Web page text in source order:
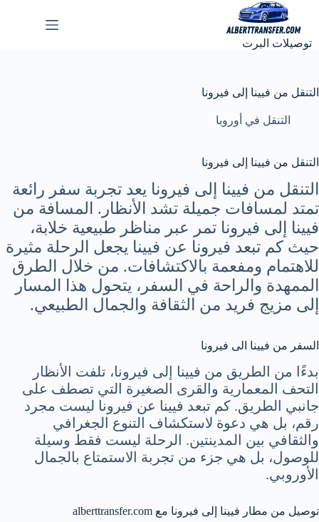
المحتوى
توصيلات البرت
التنقل من فيينا إلى فيرونا
التنقل في أوروبا
التنقل من فيينا إلى فيرونا
التنقل من فيينا إلى فيرونا يعد تجربة سفر رائعة
تمتد لمسافات جميلة تشد الأنظار. المسافة من
فيينا إلى فيرونا تمر عبر مناظر طبيعية خلابة،
حيث كم تبعد فيرونا عن فيينا يجعل الرحلة مثيرة
للاهتمام ومفعمة بالاكتشافات. من خلال الطرق
الممهدة والراحة في السفر، يتحول هذا المسار
إلى مزيج فريد من الثقافة والجمال الطبيعي.
السفر من فيينا الى فيرونا
بدءًا من الطريق من فيينا إلى فيرونا، تلفت الأنظار
التحف المعمارية والقرى الصغيرة التي تصطف على
جانبي الطريق. كم تبعد فيينا عن فيرونا ليست مجرد
رقم، بل هي دعوة لاستكشاف التنوع الجغرافي
والثقافي بين المدينتين. الرحلة ليست فقط وسيلة
للوصول، بل هي جزء من تجربة الاستمتاع بالجمال
الأوروبي.
توصيل من مطار فيينا إلى فيرونا مع alberttransfer.com